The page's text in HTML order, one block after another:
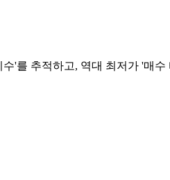
'를 추적하고, 역대 최저가 '매수